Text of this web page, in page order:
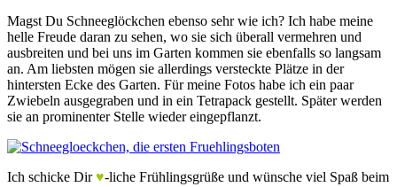
Magst Du Schneeglöckchen ebenso sehr wie ich? Ich habe meine
helle Freude daran zu sehen, wo sie sich überall vermehren und
ausbreiten und bei uns im Garten kommen sie ebenfalls so langsam
an. Am liebsten mögen sie allerdings versteckte Plätze in der
hintersten Ecke des Garten. Für meine Fotos habe ich ein paar
Zwiebeln ausgegraben und in ein Tetrapack gestellt. Später werden
sie an prominenter Stelle wieder eingepflanzt.
Ich schicke Dir♥-liche Frühlingsgrüße und wünsche viel Spaß beim